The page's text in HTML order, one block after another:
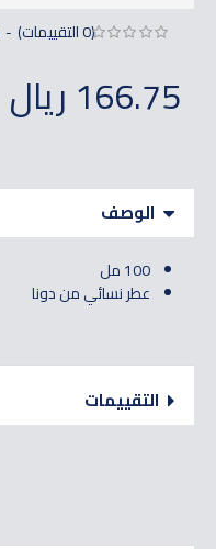
(0 التقييمات) -
166.75 ريال
الوصف
100 مل
عطر نسائي من دونا
التقييمات